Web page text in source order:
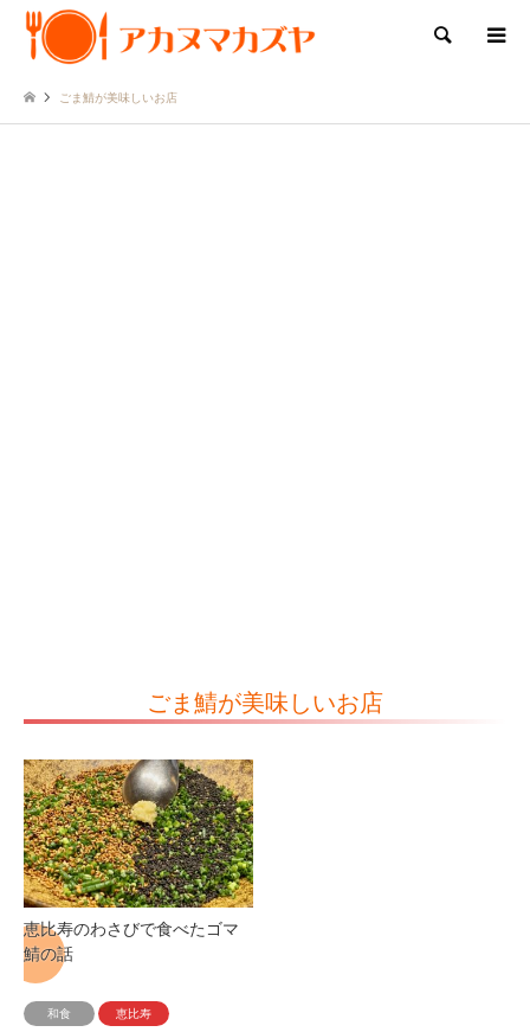
検索
ごま鯖が美味しいお店
ごま鯖が美味しいお店
恵比寿のわさびで食べたゴマ
鯖の話
和食 恵比寿